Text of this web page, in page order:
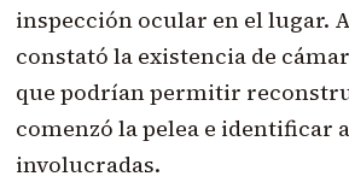
inspección ocular en el lugar.
constató la existencia de
que podrían permitir
comenzó la pelea e identificar
involucradas.